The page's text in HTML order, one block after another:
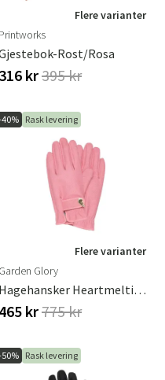
Flere varianter
Printworks
Rost/Rosa
316 kr395 kr
Rask levering
Flere varianter
Garden Glory
Hagehansker Heartmelting Pink Medium
465 kr775 kr
Rask levering